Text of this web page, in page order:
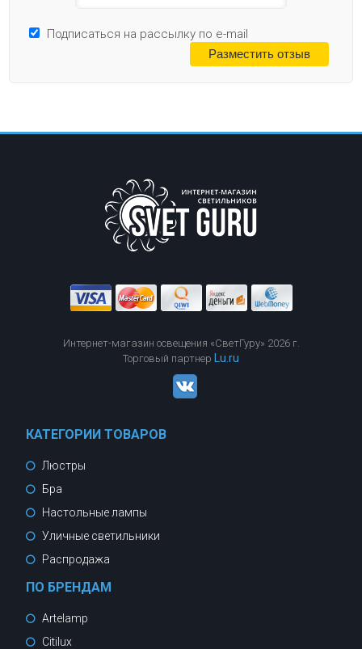
Подписаться на рассылку по e-mail
Интернет-магазин освещения «СветГуру» 2026 г.
Торговый партнер
Lu.ru
КАТЕГОРИИ ТОВАРОВ
Люстры
Бра
Настольные лампы
Уличные светильники
Распродажа
ПО БРЕНДАМ
Artelamp
Citilux